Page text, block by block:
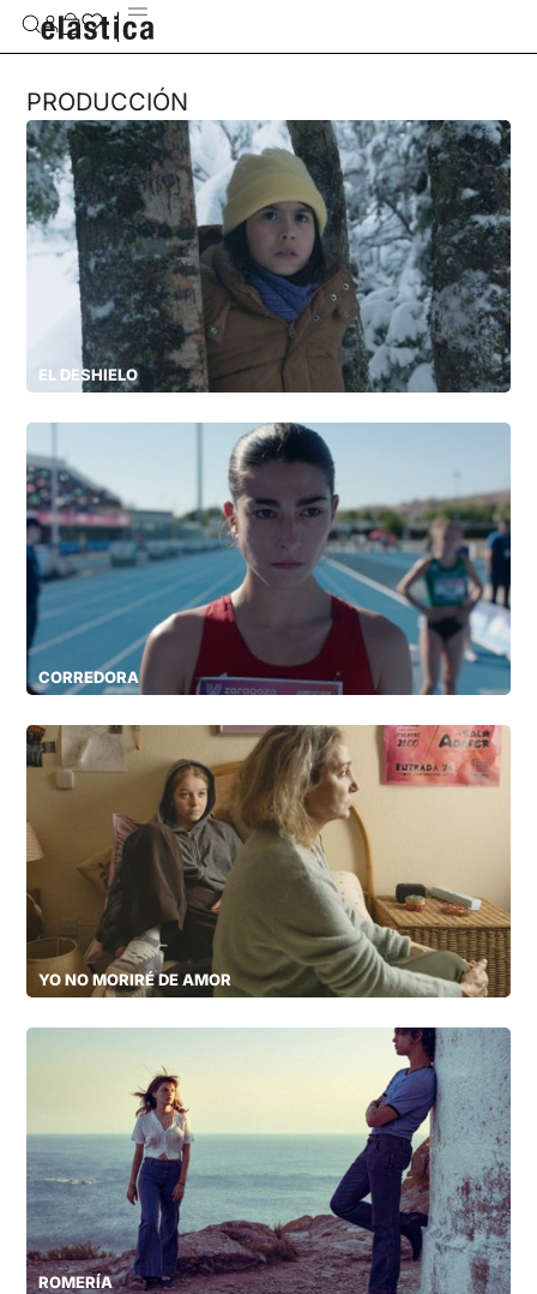
PRODUCCIÓN
EL DESHIELO
CORREDORA
YO NO MORIRÉ DE AMOR
ROMERÍA